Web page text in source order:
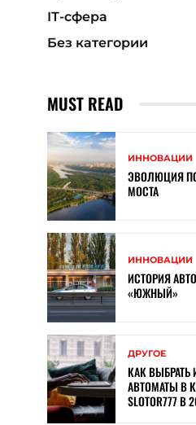
ІТ-сфера
Без категории
MUST READ
ИННОВАЦИИ
ЭВОЛЮЦИЯ
МОСТА
ИННОВАЦИИ
ИСТОРИЯ
«ЮЖНЫЙ»
ДРУГОЕ
КАК ВЫБРАТЬ
АВТОМАТЫ В
SLOTOR777 В